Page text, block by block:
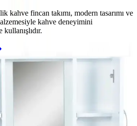
kahve fincan takımı, modern tasarımı ve
kahve deneyimini